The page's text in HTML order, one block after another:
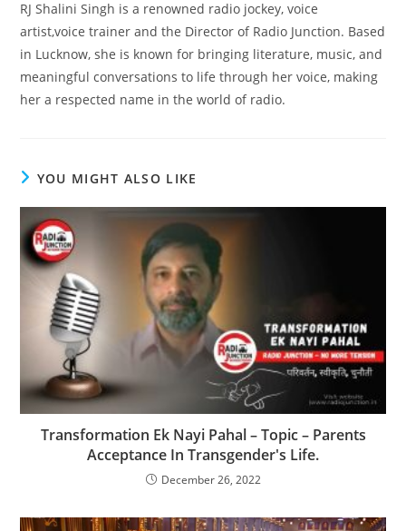
RJ Shalini Singh is a renowned radio jockey, voice
artist,voice trainer and the Director of Radio Junction. Based
in Lucknow, she is known for bringing literature, music, and
meaningful conversations to life through her voice, making
her a respected name in the world of radio.
YOU MIGHT ALSO LIKE
Transformation Ek Nayi Pahal – Topic – Parents
Acceptance In Transgender's Life.
December 26, 2022